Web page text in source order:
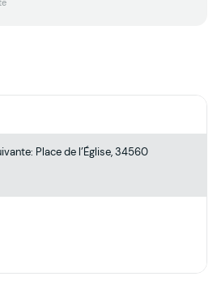
Place de l’Église, 34560